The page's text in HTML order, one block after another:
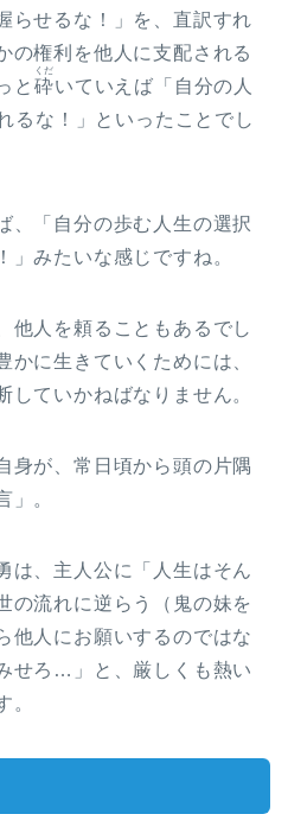
らせるな！」を、直訳すれ
の権利を他人に支配される
と 砕
くだ
いていえば「自分の人
るな！」といったことでし
、「自分の歩む人生の選択
」みたいな感じですね。
他人を頼ることもあるでし
に生きていくためには、
していかねばなりません。
身が、常日頃から頭の片隅
」。
は、主人公に「人生はそん
の流れに逆らう（鬼の妹を
他人にお願いするのではな
せろ…」と、厳しくも熱い
。